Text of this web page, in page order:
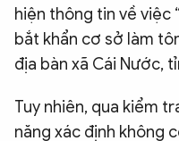
QUỐC TẾ
VĂN HÓA - THỂ THAO
BẠN ĐỌC & CAND
hiện thông tin về việc
bắt khẩn cơ sở làm
địa bàn xã Cái Nước,
Tuy nhiên, qua kiểm
năng xác định không